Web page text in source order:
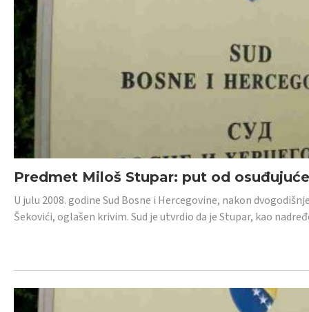
Predmet Miloš Stupar: put od
U julu 2008. godine Sud Bosne i Hercegovine, nakon
Šekovići, oglašen krivim. Sud je utvrdio da je Stupar, kao